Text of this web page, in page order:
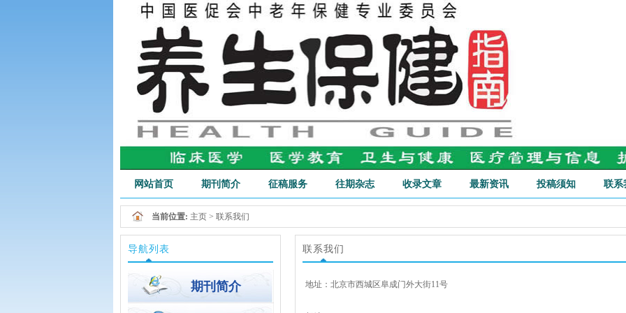
网站首页 期刊简介
行业新闻
征稿服务 往期杂志 收录文章 最新资讯 投稿须知 联系
当前位置: 主页 > 联系我们
导航列表
期刊简介
联系我们
地址：北京市西城区阜成门外大街11号